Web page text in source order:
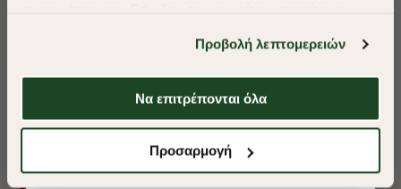
απαιτούμενα cookies» και θα περιοριστούμε
στα cookies και τις τεχνολογίες που είναι απολύτως
απαραίτητα για την ασφαλή απόδοση και
λειτουργικότητα της ιστοσελίδας μας. Ωστόσο, λάβετε
θα μπορούμε να συλλέξουμε πληροφορίες που θα
Προβολή λεπτομερειών
Να επιτρέπονται όλα
Προσαρμογή
ΠΟΥΚΑΜΙΣΟ OXFORD REGULAR FIT
Shop Now